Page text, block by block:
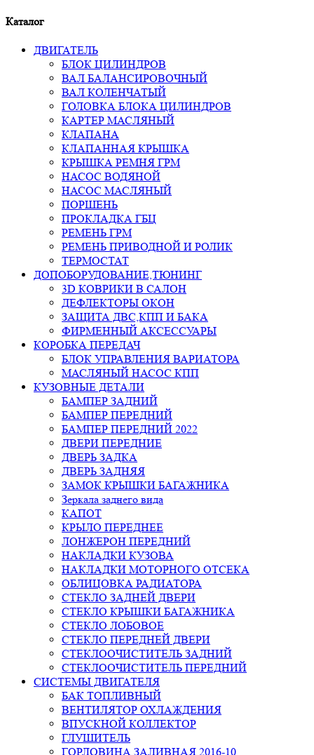
Каталог
ДВИГАТЕЛЬ
БЛОК ЦИЛИНДРОВ
ВАЛ БАЛАНСИРОВОЧНЫЙ
ВАЛ КОЛЕНЧАТЫЙ
ГОЛОВКА БЛОКА ЦИЛИНДРОВ
КАРТЕР МАСЛЯНЫЙ
КЛАПАНА
КЛАПАННАЯ КРЫШКА
КРЫШКА РЕМНЯ ГРМ
НАСОС ВОДЯНОЙ
НАСОС МАСЛЯНЫЙ
ПОРШЕНЬ
ПРОКЛАДКА ГБЦ
РЕМЕНЬ ГРМ
РЕМЕНЬ ПРИВОДНОЙ И РОЛИК
ТЕРМОСТАТ
ДОПОБОРУДОВАНИЕ,ТЮНИНГ
3D КОВРИКИ В САЛОН
ДЕФЛЕКТОРЫ ОКОН
ЗАЩИТА ДВС,КПП И БАКА
ФИРМЕННЫЙ АКСЕССУАРЫ
КОРОБКА ПЕРЕДАЧ
БЛОК УПРАВЛЕНИЯ ВАРИАТОРА
МАСЛЯНЫЙ НАСОС КПП
КУЗОВНЫЕ ДЕТАЛИ
БАМПЕР ЗАДНИЙ
БАМПЕР ПЕРЕДНИЙ
БАМПЕР ПЕРЕДНИЙ 2022
ДВЕРИ ПЕРЕДНИЕ
ДВЕРЬ ЗАДКА
ДВЕРЬ ЗАДНЯЯ
ЗАМОК КРЫШКИ БАГАЖНИКА
Зеркала заднего вида
КАПОТ
КРЫЛО ПЕРЕДНЕЕ
ЛОНЖЕРОН ПЕРЕДНИЙ
НАКЛАДКИ КУЗОВА
НАКЛАДКИ МОТОРНОГО ОТСЕКА
ОБЛИЦОВКА РАДИАТОРА
СТЕКЛО ЗАДНЕЙ ДВЕРИ
СТЕКЛО КРЫШКИ БАГАЖНИКА
СТЕКЛО ЛОБОВОЕ
СТЕКЛО ПЕРЕДНЕЙ ДВЕРИ
СТЕКЛООЧИСТИТЕЛЬ ЗАДНИЙ
СТЕКЛООЧИСТИТЕЛЬ ПЕРЕДНИЙ
СИСТЕМЫ ДВИГАТЕЛЯ
БАК ТОПЛИВНЫЙ
ВЕНТИЛЯТОР ОХЛАЖДЕНИЯ
ВПУСКНОЙ КОЛЛЕКТОР
ГЛУШИТЕЛЬ
ГОРЛОВИНА ЗАЛИВНАЯ 2016-10